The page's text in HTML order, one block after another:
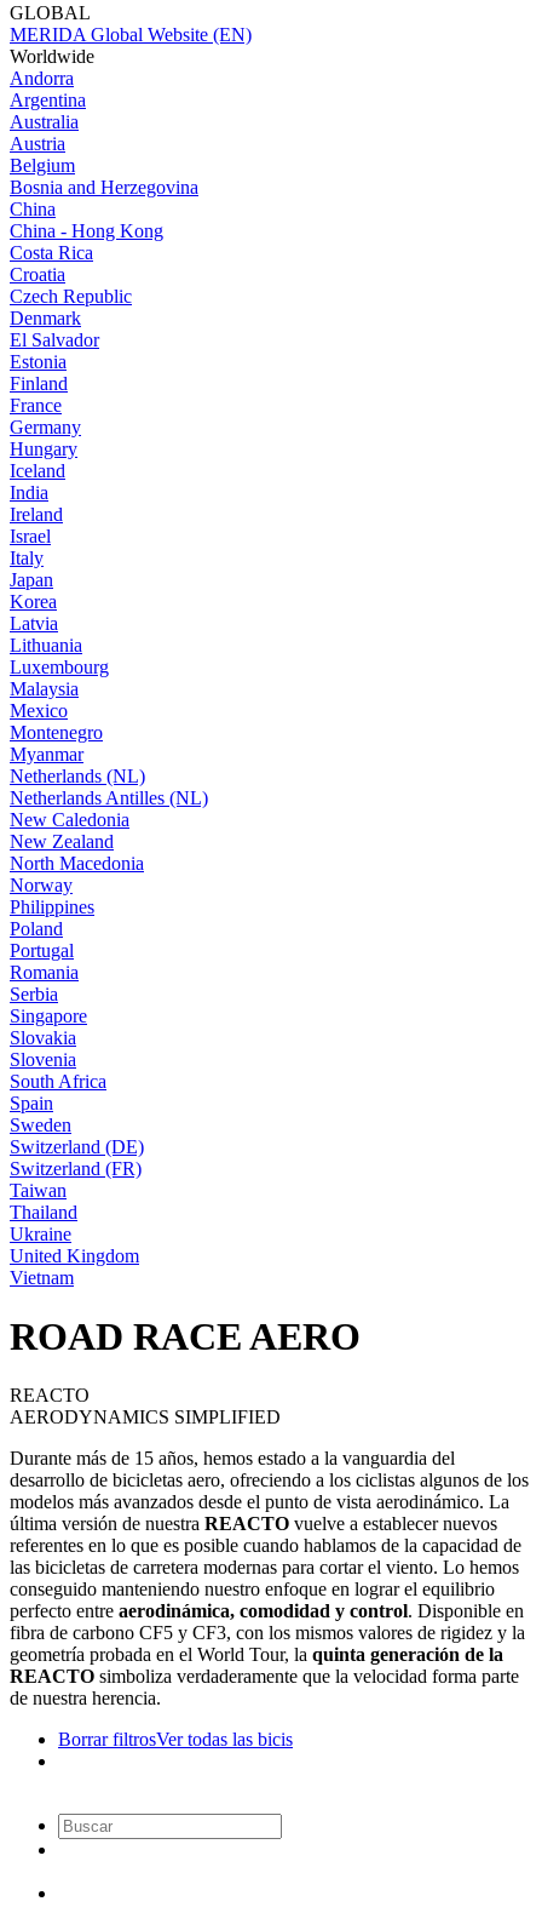
GLOBAL
MERIDA Global Website (EN)
Worldwide
Andorra
Argentina
Australia
Austria
Belgium
Bosnia and Herzegovina
China
China - Hong Kong
Costa Rica
Croatia
Czech Republic
Denmark
El Salvador
Estonia
Finland
France
Germany
Hungary
Iceland
India
Ireland
Israel
Italy
Japan
Korea
Latvia
Lithuania
Luxembourg
Malaysia
Mexico
Montenegro
Myanmar
Netherlands (NL)
Netherlands Antilles (NL)
New Caledonia
New Zealand
North Macedonia
Norway
Philippines
Poland
Portugal
Romania
Serbia
Singapore
Slovakia
Slovenia
South Africa
Spain
Sweden
Switzerland (DE)
Switzerland (FR)
Taiwan
Thailand
Ukraine
United Kingdom
Vietnam
ROAD RACE AERO
REACTO
AERODYNAMICS SIMPLIFIED
Durante más de 15 años, hemos estado a la vanguardia del
desarrollo de bicicletas aero, ofreciendo a los ciclistas algunos de los
modelos más avanzados desde el punto de vista aerodinámico. La
última versión de nuestra REACTO vuelve a establecer nuevos
referentes en lo que es posible cuando hablamos de la capacidad de
las bicicletas de carretera modernas para cortar el viento. Lo hemos
conseguido manteniendo nuestro enfoque en lograr el equilibrio
perfecto entre aerodinámica, comodidad y control. Disponible en
fibra de carbono CF5 y CF3, con los mismos valores de rigidez y la
geometría probada en el World Tour, la quinta generación de la
REACTO simboliza verdaderamente que la velocidad forma parte
de nuestra herencia.
Borrar filtrosVer todas las bicis